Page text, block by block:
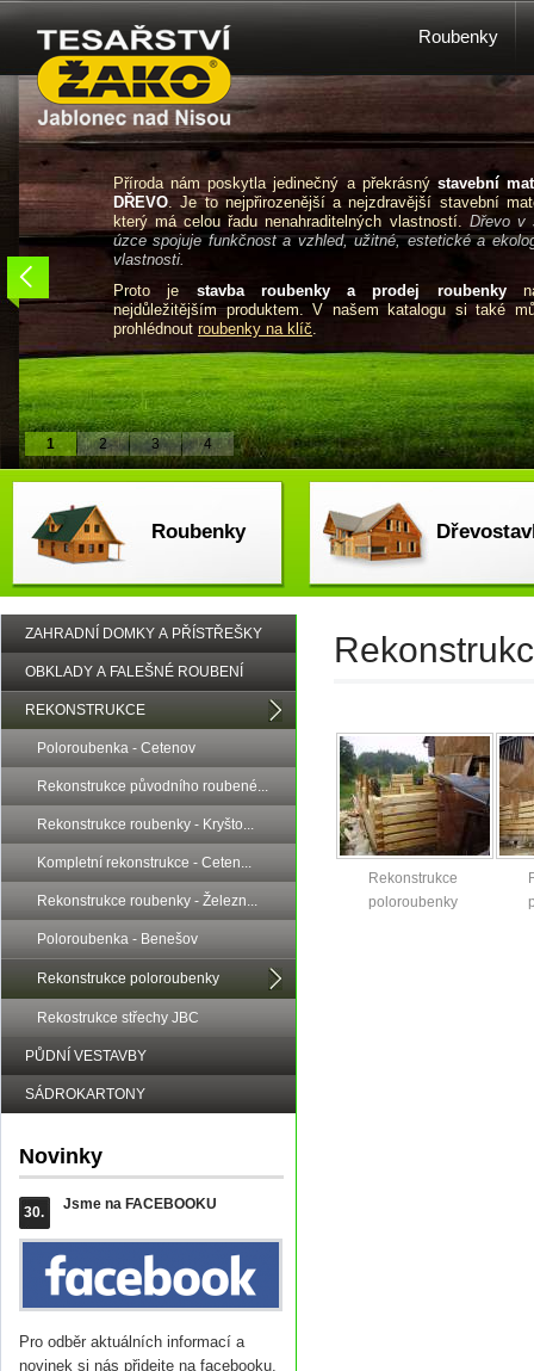
Příroda nám poskytla jedinečný a překrásný stavební
DŘEVO. Je to nejpřirozenější a nejzdravější stavební
který má celou řadu nenahraditelných vlastností. Dřevo v
úzce spojuje funkčnost a vzhled, užitné, estetické a
vlastnosti.
Proto je stavba roubenky a prodej roubenky
nejdůležitějším produktem. V našem katalogu si také
prohlédnout roubenky na klíč.
Roubenky
1 2 3 4
Roubenky
Rekonstrukce
poloroubenky
ZAHRADNÍ DOMKY A PŘÍSTŘEŠKY
OBKLADY A FALEŠNÉ ROUBENÍ
REKONSTRUKCE
Poloroubenka - Cetenov
Rekonstrukce původního roubené...
Rekonstrukce roubenky - Kryšto...
Kompletní rekonstrukce - Ceten...
Rekonstrukce roubenky - Železn...
Poloroubenka - Benešov
Rekonstrukce poloroubenky
Rekostrukce střechy JBC
PŮDNÍ VESTAVBY
SÁDROKARTONY
Novinky
30. Jsme na FACEBOOKU
Pro odběr aktuálních informací a
novinek si nás přidejte na facebooku.